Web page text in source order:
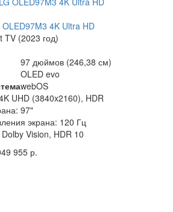
OLED97M3 4K Ultra HD
TV (2023 год)
97 дюймов (246,38 см)
OLED evo
webOS
UHD (3840x2160), HDR
97"
экрана: 120 Гц
Vision, HDR 10
955 р.